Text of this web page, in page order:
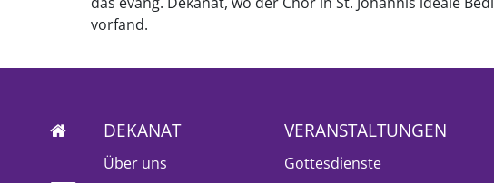
vorfand.
DEKANAT
Über uns
VERANSTALTUNGEN
Gottesdienste